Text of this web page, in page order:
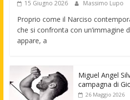
15 Giugno 2026 Massimo Lupo
Proprio come il Narciso
che si confronta con un’immagine
appare, a
Miguel Angel
campagna di
26 Maggio 2026